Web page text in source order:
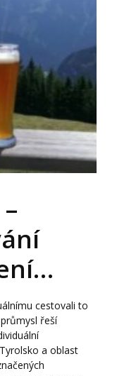
cestovali to
řeší
a oblast